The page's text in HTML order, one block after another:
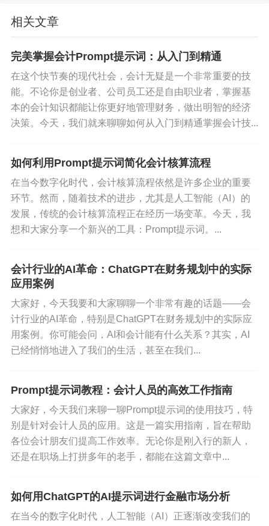
及时发现而导致的更大损失。
除了在日常操作中减少错误，ChatGPT还可以在决
策支持中发挥重要作用。会计不仅仅是记录和报告
财务数据，更重要的是通过这些数据进行分析，为
企业决策提供支持。ChatGPT可以通过对历史数据
的分析，预测未来的财务趋势，帮助企业做出更明
的财务风险，从而帮助企业提前采取措施，避免财
当然，ChatGPT在会计自动化中的应用不仅仅局限
于大企业。对于中小企业来说，它同样具有很大的
小企业可以享受到与大企业同样的智能化财务管理
率。
虽然ChatGPT在会计自动化中表现出色，但它也并
输出结果也可能受到影响。因此，在实际应用中，
仍需财务人员对其结果进行监督和验证。此外，随
着数据隐私和安全问题的日益凸显，如何确保ChatG
PT在处理财务数据时的安全性也是一个需要关注的
总的来说，ChatGPT为会计自动化带来了巨大的变
革。它不仅能提高工作效率，减少人为错误，还能
相关文章
完美掌握会计Prompt提示词：从入门到精通
在这个快节奏的现代社会，会计无疑是一个非常重要的技
能。不论你是创业者、公司员工还是自由职业者，掌握基
本的会计知识都能让你更好地管理财务，做出明智的经济
决策。今天，我们就来聊聊如何从入门到精通掌握会计技...
如何利用Prompt提示词简化会计核算流程
在当今数字化时代，会计核算流程依然是许多企业的重要
环节。然而，随着技术的进步，尤其是人工智能（AI）的
发展，传统的会计核算流程正在经历一场变革。今天，我
想和大家分享一个新兴的工具：Prompt提示词。...
会计行业的AI革命：ChatGPT在财务规划中的实际
应用案例
大家好，今天我要和大家聊聊一个非常有趣的话题——会
计行业的AI革命，特别是ChatGPT在财务规划中的实际应
用案例。你可能会问，AI和会计能有什么关系？其实，AI
已经悄悄地进入了我们的生活，甚至在我们...
Prompt提示词教程：会计人员的高效工作指南
大家好，今天我们来聊一聊Prompt提示词的使用技巧，特
别是针对会计人员的应用。这是一篇实用指南，旨在帮助
各位会计朋友们提高工作效率。无论你是刚入行的新人，
还是在职场上打拼多年的老手，都能在这篇文章中...
如何用ChatGPT的AI提示词进行金融市场分析
在当今的数字化时代，人工智能（AI）正逐渐改变我们的